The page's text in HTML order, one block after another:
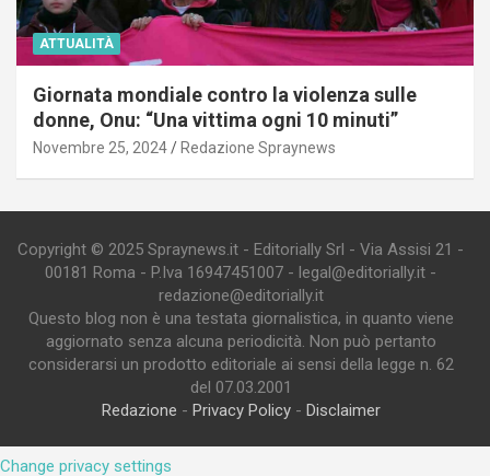
ATTUALITÀ
Giornata mondiale contro la violenza sulle
donne, Onu: “Una vittima ogni 10 minuti”
Novembre 25, 2024 Redazione Spraynews
Copyright © 2025 Spraynews.it - Editorially Srl - Via Assisi 21 -
00181 Roma - P.Iva 16947451007 - legal@editorially.it -
redazione@editorially.it
Questo blog non è una testata giornalistica, in quanto viene
aggiornato senza alcuna periodicità. Non può pertanto
considerarsi un prodotto editoriale ai sensi della legge n. 62
del 07.03.2001
Redazione - Privacy Policy- Disclaimer
Change privacy settings